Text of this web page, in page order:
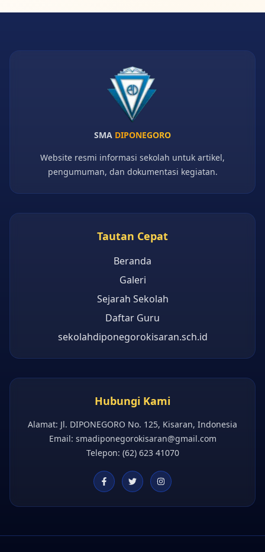
SMA DIPONEGORO
Website resmi informasi sekolah untuk artikel,
pengumuman, dan dokumentasi kegiatan.
Tautan Cepat
Beranda
Galeri
Sejarah Sekolah
Daftar Guru
sekolahdiponegorokisaran.sch.id
Hubungi Kami
Alamat: Jl. DIPONEGORO No. 125, Kisaran, Indonesia
Email: smadiponegorokisaran@gmail.com
Telepon: (62) 623 41070